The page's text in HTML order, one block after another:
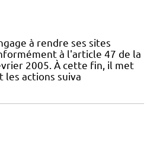
à rendre ses sites
à l'article 47 de la
2005. À cette fin, il met
actions suiva